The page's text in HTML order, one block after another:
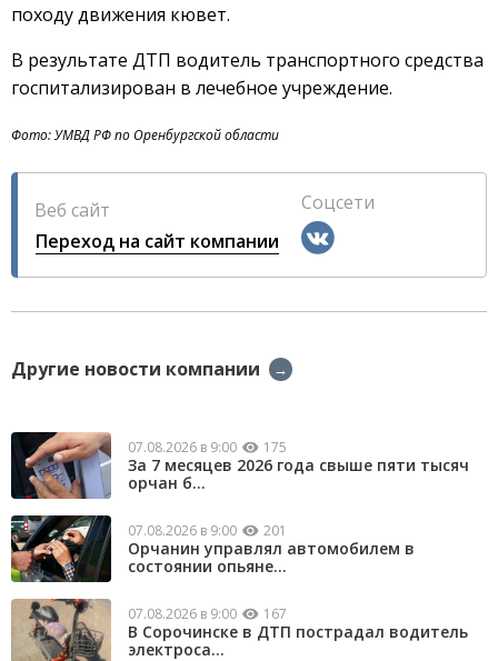
походу движения кювет.
В результате ДТП водитель транспортного средства
госпитализирован в лечебное учреждение.
Фото: УМВД РФ по Оренбургской области
Веб сайт
Переход на сайт компании
Соцсети
Другие новости компании →
07.08.2026 в 9:00 175
За 7 месяцев 2026 года свыше пяти тысяч
орчан б...
07.08.2026 в 9:00 201
Орчанин управлял автомобилем в
состоянии опьяне...
07.08.2026 в 9:00 167
В Сорочинске в ДТП пострадал водитель
электроса...